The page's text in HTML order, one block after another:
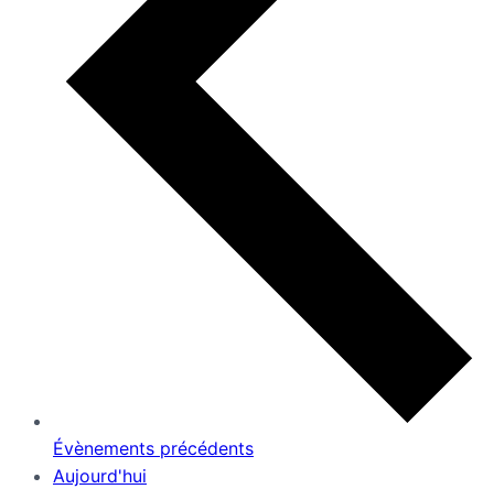
Évènements précédents
Aujourd'hui